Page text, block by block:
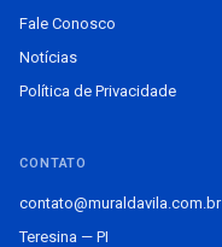
Fale Conosco
Notícias
Política de Privacidade
CONTATO
contato@muraldavila.com.br
Teresina — PI